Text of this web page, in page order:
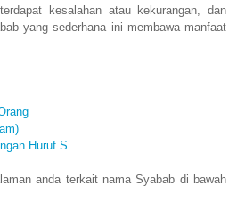
kesalahan atau kekurangan, dan
yang sederhana ini membawa manfaat
Huruf S
anda terkait nama Syabab di bawah